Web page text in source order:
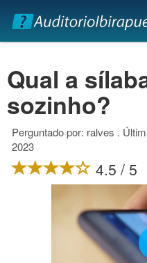
Qual a
sozinho?
Perguntado por: ralves .
2023
4.5 / 5